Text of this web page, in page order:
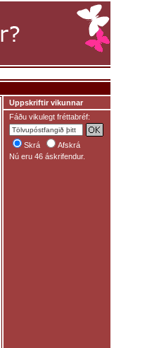
Uppskriftir vikunnar
Fáðu vikulegt fréttabréf:
Skrá
Afskrá
Nú eru 46 áskrifendur.